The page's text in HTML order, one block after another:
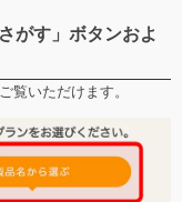
がす」ボタンおよ
覧いただけます。